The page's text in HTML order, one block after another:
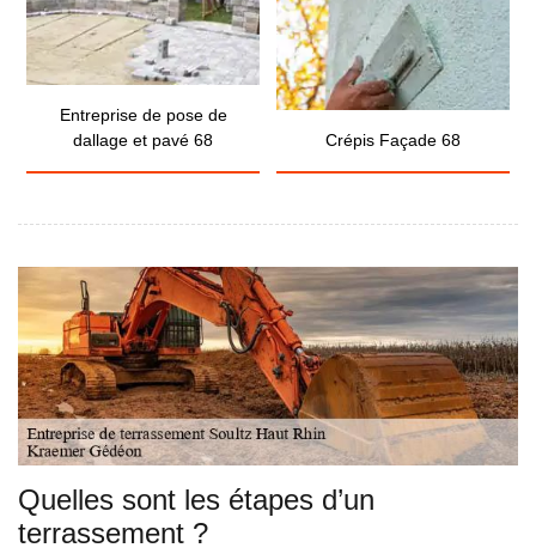
Entreprise de pose de
dallage et pavé 68
Crépis Façade 68
Quelles sont les étapes d’un
terrassement ?